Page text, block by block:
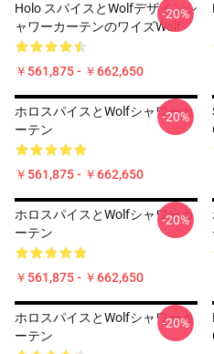
Holo スパイスとWolfデザインシ
ャワーカーテンのワイズWolf
￥561,875 - ￥662,650
-20%
ホロスパイスとWolfシャワーカ
ーテン
￥561,875 - ￥662,650
-20%
ホロスパイスとWolfシャワーカ
ーテン
￥561,875 - ￥662,650
-20%
ホロスパイスとWolfシャワーカ
ーテン
-20%